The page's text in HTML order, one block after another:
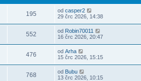
195 od casper2
29 črc 2026, 14:38
552 od Robin70011
16 črc 2026, 20:47
476 od Arha
15 črc 2026, 15:15
768 od Bubu
13 črc 2026, 10:15